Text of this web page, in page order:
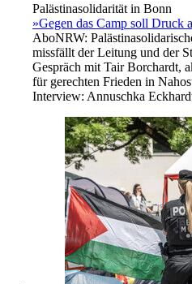
Palästinasolidarität in Bonn
»Gegen das Camp soll Druck
AboNRW:
missfällt der Leitung und der
Gespräch mit Tair Borchardt,
für gerechten Frieden in
Interview: Annuschka